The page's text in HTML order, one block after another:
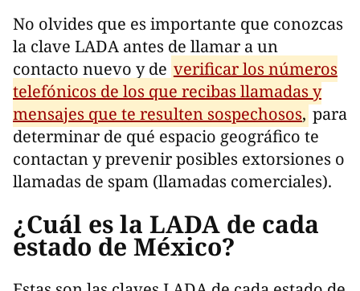
No olvides que es importante que conozcas
la clave LADA antes de llamar a un
contacto nuevo y de verificar los números
telefónicos de los que recibas llamadas y
mensajes que te resulten sospechosos, para
determinar de qué espacio geográfico te
contactan y prevenir posibles extorsiones o
llamadas de spam (llamadas comerciales).
¿Cuál es la LADA de cada
estado de México?